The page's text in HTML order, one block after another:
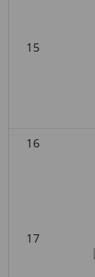
15
16
17